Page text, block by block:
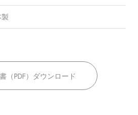
（PDF）ダウンロード